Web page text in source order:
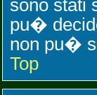
sono stati
pu�
non pu�
Top